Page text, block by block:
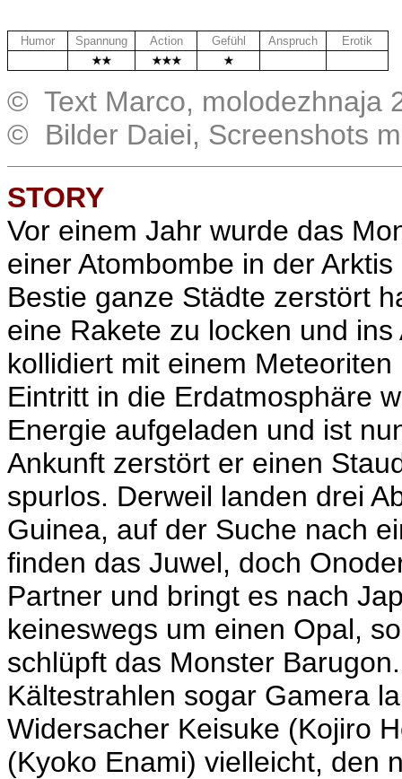
Humor Spannung Action Gefühl Anspruch
Erotik
© Text Marco, molodezhnaja
© Bilder Daiei, Screenshots
STORY
Vor einem Jahr wurde das
einer Atombombe in der
Bestie ganze Städte zerstört
eine Rakete zu locken und
kollidiert mit einem
Eintritt in die Erdatmosphäre
Energie aufgeladen und ist
Ankunft zerstört er einen
spurlos. Derweil landen drei
Guinea, auf der Suche nach
finden das Juwel, doch
Partner und bringt es nach
keineswegs um einen Opal,
schlüpft das Monster
Kältestrahlen sogar Gamera
Widersacher Keisuke (Kojiro
(Kyoko Enami) vielleicht, den